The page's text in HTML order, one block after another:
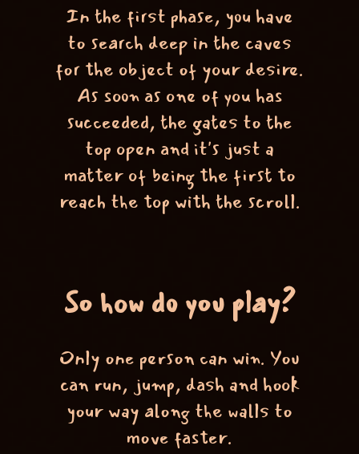
In the first phase, you have
to search deep in the caves
for the object of your desire.
As soon as one of you has
succeeded, the gates to the
top open and it's just a
matter of being the first to
reach the top with the scroll.
So how do you play?
Only one person can win. You
can run, jump, dash and hook
your way along the walls to
move faster.